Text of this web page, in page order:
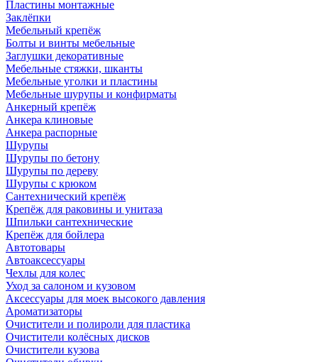
Пластины монтажные
Заклёпки
Мебельный крепёж
Болты и винты мебельные
Заглушки декоративные
Мебельные стяжки, шканты
Мебельные уголки и пластины
Мебельные шурупы и конфирматы
Анкерный крепёж
Анкера клиновые
Анкера распорные
Шурупы
Шурупы по бетону
Шурупы по дереву
Шурупы с крюком
Сантехнический крепёж
Крепёж для раковины и унитаза
Шпильки сантехнические
Крепёж для бойлера
Автотовары
Автоаксессуары
Чехлы для колес
Уход за салоном и кузовом
Аксессуары для моек высокого давления
Ароматизаторы
Очистители и полироли для пластика
Очистители колёсных дисков
Очистители кузова